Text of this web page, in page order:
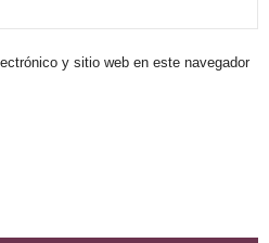
y sitio web en este navegador